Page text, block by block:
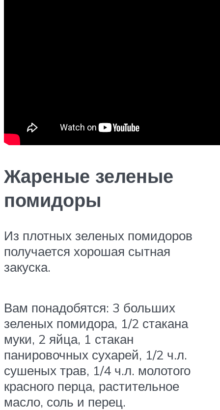
Жареные зеленые
помидоры
Из плотных зеленых помидоров
получается хорошая сытная
закуска.
Вам понадобятся: 3 больших
зеленых помидора, 1/2 стакана
муки, 2 яйца, 1 стакан
панировочных сухарей, 1/2 ч.л.
сушеных трав, 1/4 ч.л. молотого
красного перца, растительное
масло, соль и перец.